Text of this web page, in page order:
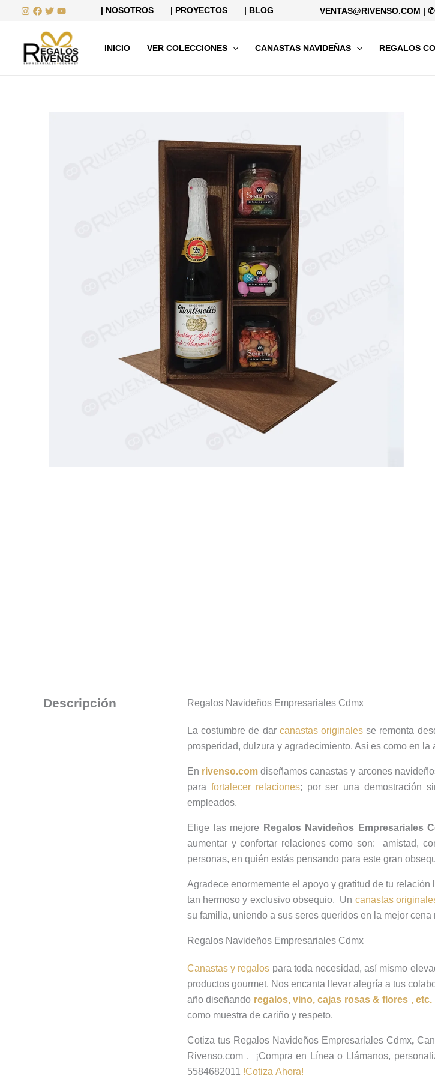
contenido
| NOSOTROS | PROYECTOS | BLOG VENTAS@RIVENSO.COM | ✆
INICIO VER COLECCIONES CANASTAS NAVIDEÑAS REGALOS
Descripción Regalos Navideños Empresariales Cdmx
La costumbre de dar canastas originales se remonta
prosperidad, dulzura y agradecimiento. Así es como en
En rivenso.com diseñamos canastas y arcones
para fortalecer relaciones; por ser una demostración
empleados.
Elige las mejore Regalos Navideños Empresariales
aumentar y confortar relaciones como son: amistad,
personas, en quién estás pensando para este gran
Agradece enormemente el apoyo y gratitud de tu
tan hermoso y exclusivo obsequio. Un canastas
su familia, uniendo a sus seres queridos en la mejor cena
Regalos Navideños Empresariales Cdmx
Canastas y regalos para toda necesidad, así mismo
productos gourmet. Nos encanta llevar alegría a tus
año diseñando regalos, vino, cajas rosas & flores , etc.
como muestra de cariño y respeto.
Cotiza tus Regalos Navideños Empresariales Cdmx,
Rivenso.com . ¡Compra en Línea o Llámanos,
5584682011 !Cotiza Ahora!